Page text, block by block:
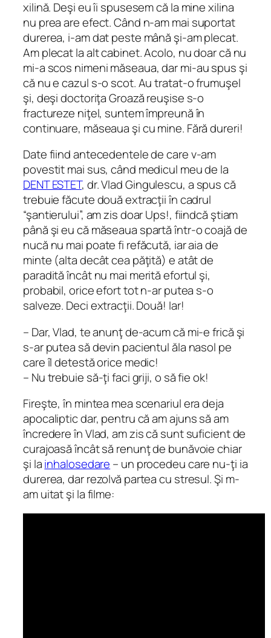
xilină. Deşi eu îi spusesem că la mine xilina
nu prea are efect. Când n-am mai suportat
durerea, i-am dat peste mână şi-am plecat.
Am plecat la alt cabinet. Acolo, nu doar că nu
mi-a scos nimeni măseaua, dar mi-au spus şi
că nu e cazul s-o scot. Au tratat-o frumuşel
şi, deşi doctoriţa Groază reuşise s-o
fractureze niţel, suntem împreună în
continuare, măseaua şi cu mine. Fără dureri!
Date fiind antecedentele de care v-am
povestit mai sus, când medicul meu de la
DENT ESTET, dr. Vlad Gingulescu, a spus că
trebuie făcute două extracţii în cadrul
“şantierului”, am zis doar Ups!, fiindcă ştiam
până şi eu că măseaua spartă într-o coajă de
nucă nu mai poate fi refăcută, iar aia de
minte (alta decât cea păţită) e atât de
paradită încât nu mai merită efortul şi,
probabil, orice efort tot n-ar putea s-o
salveze. Deci extracţii. Două! Iar!
– Dar, Vlad, te anunţ de-acum că mi-e frică şi
s-ar putea să devin pacientul ăla nasol pe
care îl detestă orice medic!
– Nu trebuie să-ţi faci griji, o să fie ok!
Fireşte, în mintea mea scenariul era deja
apocaliptic dar, pentru că am ajuns să am
încredere în Vlad, am zis că sunt suficient de
curajoasă încât să renunţ de bunăvoie chiar
şi lainhalosedare – un procedeu care nu-ţi ia
durerea, dar rezolvă partea cu stresul. Şi m-
am uitat şi la filme: